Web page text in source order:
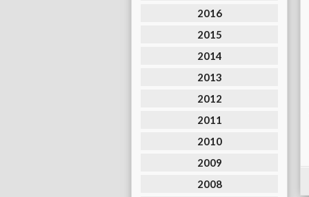
2016
2015
2014
2013
2012
2011
2010
2009
2008